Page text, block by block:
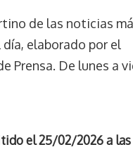
de las noticias
elaborado por el
Prensa. De lunes a
el 25/02/2026 a